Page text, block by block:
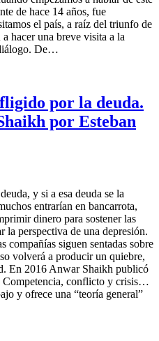
de hace 14 años, fue
el país, a raíz del triunfo de
hacer una breve visita a la
De…
por la deuda.
por Esteban
y si a esa deuda se la
entrarían en bancarrota,
dinero para sostener las
la perspectiva de una depresión.
compañías siguen sentadas sobre
volverá a producir un quiebre,
En 2016 Anwar Shaikh publicó
Competencia, conflicto y crisis…
y ofrece una “teoría general”